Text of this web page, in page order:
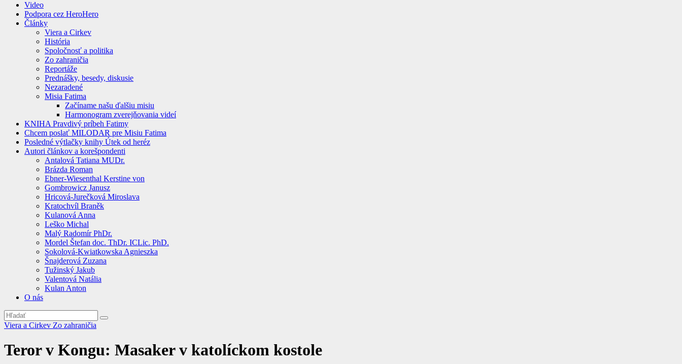
Video
Podpora cez HeroHero
Články
Viera a Cirkev
História
Spoločnosť a politika
Zo zahraničia
Reportáže
Prednášky, besedy, diskusie
Nezaradené
Misia Fatima
Začíname našu ďalšiu misiu
Harmonogram zverejňovania videí
KNIHA Pravdivý príbeh Fatimy
Chcem poslať MILODAR pre Misiu Fatima
Posledné výtlačky knihy Útek od heréz
Autori článkov a korešpondenti
Antalová Tatiana MUDr.
Brázda Roman
Ebner-Wiesenthal Kerstine von
Gombrowicz Janusz
Hricová-Jurečková Miroslava
Kratochvíl Braněk
Kulanová Anna
Leško Michal
Malý Radomír PhDr.
Mordel Štefan doc. ThDr. ICLic. PhD.
Sokolová-Kwiatkowska Agnieszka
Šnajderová Zuzana
Tužinský Jakub
Valentová Natália
Kulan Anton
O nás
Viera a Cirkev Zo zahraničia
Teror v Kongu: Masaker v katolíckom kostole